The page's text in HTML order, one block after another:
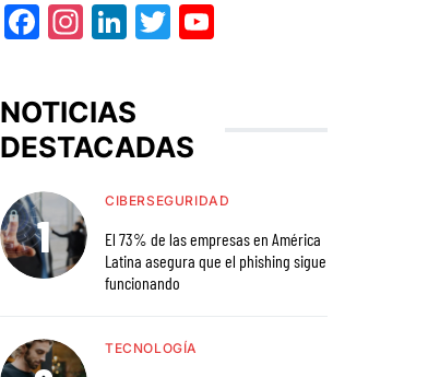
Facebook
Instagram
LinkedIn
Twitter
NOTICIAS
DESTACADAS
CIBERSEGURIDAD
El 73% de las empresas en América
Latina asegura que el phishing sigue
funcionando
TECNOLOGÍA